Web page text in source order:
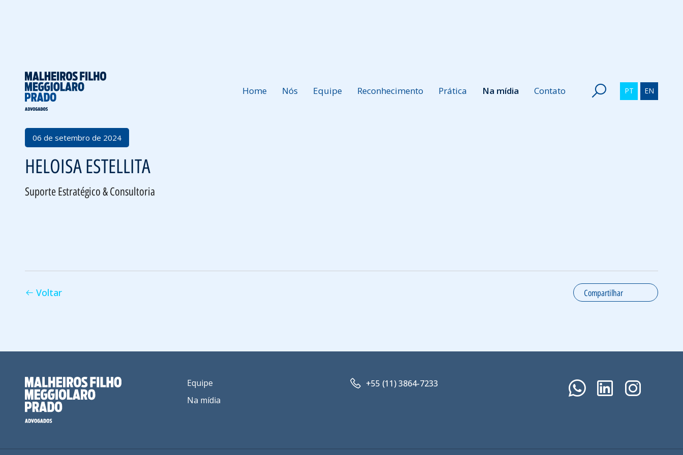
Home Nós Equipe Reconhecimento Prática Na mídia Contato PT EN
Voltar
06 de setembro de 2024
HELOISA ESTELLITA
Suporte Estratégico & Consultoria
Compartilhar
Voltar
Equipe
Na mídia
+55 (11) 3864-7233